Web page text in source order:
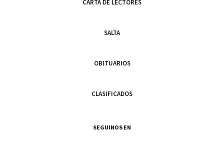
CARTA DE LECTORES
SALTA
OBITUARIOS
CLASIFICADOS
SEGUINOS EN